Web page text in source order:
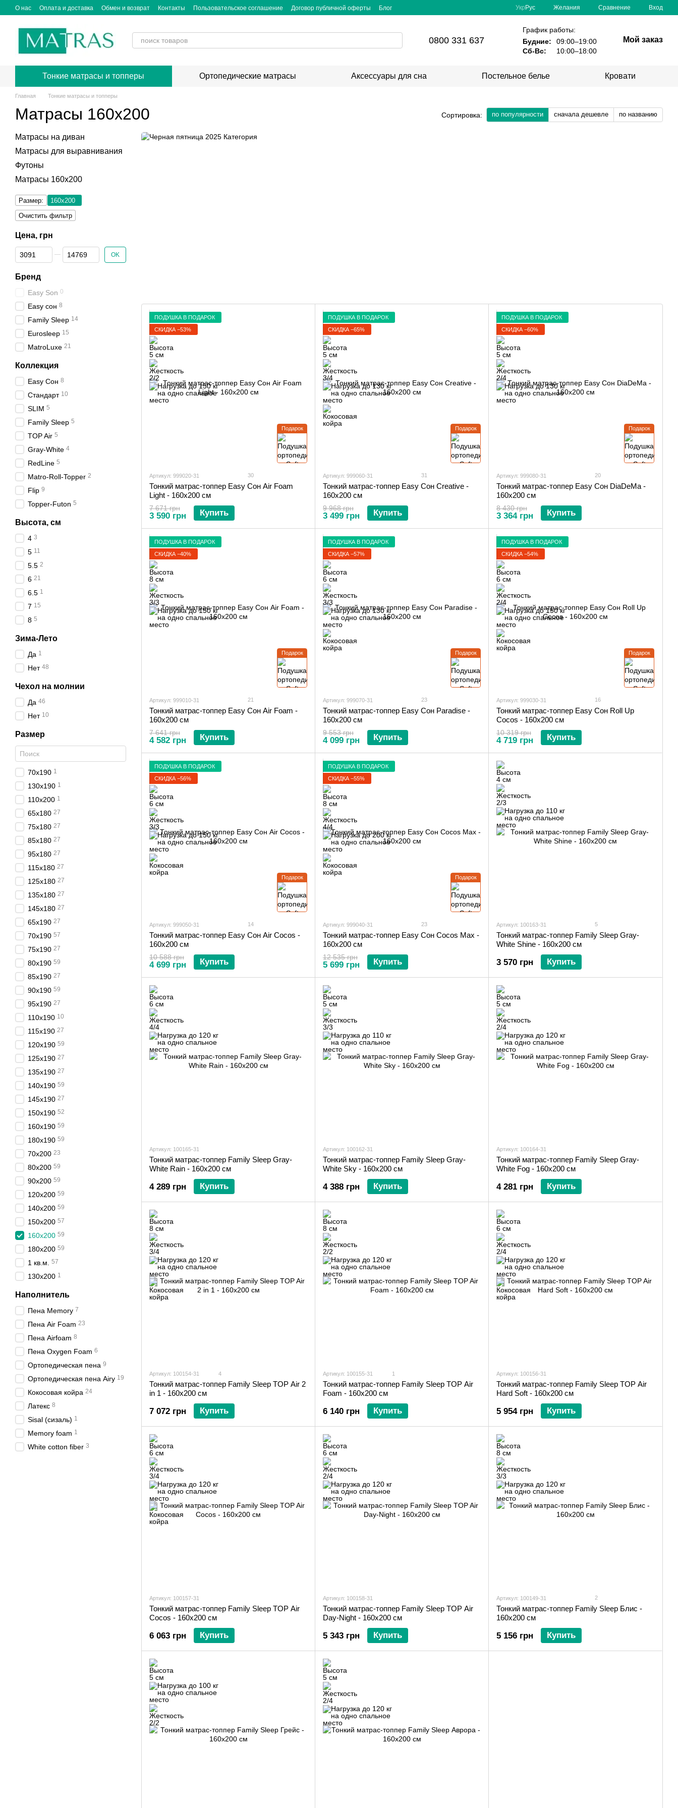
Перейти к основному контенту
О нас Оплата и доставка Обмен и возврат Контакты Пользовательское соглашение Договор публичной оферты Блог Укр Рус Желания Сравнение Вход
0800 331 637
График работы:
Будние:
09:00–19:00
Сб-Вс:
10:00–18:00
Мой заказ
Тонкие матрасы и топперы Ортопедические матрасы Аксессуары для сна Постельное белье Кровати
Главная Тонкие матрасы и топперы
Матрасы 160x200 Сортировка: по популярности сначала дешевле по названию
Подарок
ПОДУШКА В ПОДАРОК
СКИДКА −53%
Артикул: 999020-31 30
Тонкий матрас-топпер Easy Сон Air Foam
Light - 160х200 см
7 671 грн
3 590 грн Купить
Подарок
ПОДУШКА В ПОДАРОК
СКИДКА −65%
Артикул: 999060-31 31
Тонкий матрас-топпер Easy Сон Creative -
160х200 см
9 968 грн
3 499 грн Купить
Подарок
ПОДУШКА В ПОДАРОК
СКИДКА −60%
Артикул: 999080-31 20
Тонкий матрас-топпер Easy Сон DiaDeMa -
160х200 см
8 430 грн
3 364 грн Купить
Подарок
ПОДУШКА В ПОДАРОК
СКИДКА −40%
Артикул: 999010-31 21
Тонкий матрас-топпер Easy Сон Air Foam -
160х200 см
7 641 грн
4 582 грн Купить
Подарок
ПОДУШКА В ПОДАРОК
СКИДКА −57%
Артикул: 999070-31 23
Тонкий матрас-топпер Easy Сон Paradise -
160х200 см
9 553 грн
4 099 грн Купить
Подарок
ПОДУШКА В ПОДАРОК
СКИДКА −54%
Артикул: 999030-31 16
Тонкий матрас-топпер Easy Сон Roll Up
Cocos - 160х200 см
10 319 грн
4 719 грн Купить
Подарок
ПОДУШКА В ПОДАРОК
СКИДКА −56%
Артикул: 999050-31 14
Тонкий матрас-топпер Easy Сон Air Cocos -
160х200 см
10 588 грн
4 699 грн Купить
Подарок
ПОДУШКА В ПОДАРОК
СКИДКА −55%
Артикул: 999040-31 23
Тонкий матрас-топпер Easy Сон Cocos Max -
160х200 см
12 535 грн
5 699 грн Купить
Артикул: 100163-31 5
Тонкий матрас-топпер Family Sleep Gray-
White Shine - 160х200 см
3 570 грн Купить
Артикул: 100165-31
Тонкий матрас-топпер Family Sleep Gray-
White Rain - 160х200 см
4 289 грн Купить
Артикул: 100162-31
Тонкий матрас-топпер Family Sleep Gray-
White Sky - 160х200 см
4 388 грн Купить
Артикул: 100164-31
Тонкий матрас-топпер Family Sleep Gray-
White Fog - 160х200 см
4 281 грн Купить
Артикул: 100154-31 4
Тонкий матрас-топпер Family Sleep TOP Air 2
in 1 - 160х200 см
7 072 грн Купить
Артикул: 100155-31 1
Тонкий матрас-топпер Family Sleep TOP Air
Foam - 160х200 см
6 140 грн Купить
Артикул: 100156-31
Тонкий матрас-топпер Family Sleep TOP Air
Hard Soft - 160х200 см
5 954 грн Купить
Артикул: 100157-31
Тонкий матрас-топпер Family Sleep TOP Air
Cocos - 160х200 см
6 063 грн Купить
Артикул: 100158-31
Тонкий матрас-топпер Family Sleep TOP Air
Day-Night - 160х200 см
5 343 грн Купить
Артикул: 100149-31 2
Тонкий матрас-топпер Family Sleep Блис -
160х200 см
5 156 грн Купить
Матрасы на диван
Матрасы для выравнивания
Футоны
Матрасы 160x200
Размер:
160х200
Очистить фильтр
Цена, грн
От Цена, грн
До Цена, грн OK
Бренд
Easy Son 0
Easy сон 8
Family Sleep 14
Eurosleep 15
MatroLuxe 21
Коллекция
Easy Сон 8
Стандарт 10
SLIM 5
Family Sleep 5
TOP Air 5
Gray-White 4
RedLine 5
Matro-Roll-Topper 2
Flip 9
Topper-Futon 5
Высота, см
4 3
5 11
5.5 2
6 21
6.5 1
7 15
8 5
Зима-Лето
Да 1
Нет 48
Чехол на молнии
Да 46
Нет 10
Размер
70x190 1
130х190 1
110х200 1
65х180 27
75х180 27
85х180 27
95х180 27
115х180 27
125х180 27
135х180 27
145х180 27
65х190 27
70х190 57
75х190 27
80х190 59
85х190 27
90х190 59
95х190 27
110х190 10
115х190 27
120х190 59
125х190 27
135х190 27
140х190 59
145х190 27
150х190 52
160х190 59
180х190 59
70х200 23
80х200 59
90х200 59
120х200 59
140х200 59
150х200 57
160х200 59
180х200 59
1 кв.м. 57
130х200 1
Наполнитель
Пена Memory 7
Пена Air Foam 23
Пена Airfoam 8
Пена Oxygen Foam 6
Ортопедическая пена 9
Ортопедическая пена Airy 19
Кокосовая койра 24
Латекс 8
Sisal (сизаль) 1
Memory foam 1
White cotton fiber 3